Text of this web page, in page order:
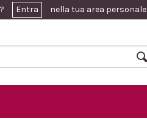
Entra nella tua area personale